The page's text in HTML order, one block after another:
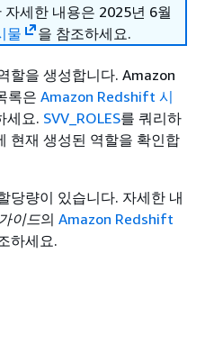
세한 내용은 2025년 6월
물 을 참조하세요.
할을 생성합니다. Amazon
록은 Amazon Redshift 시
세요. SVV_ROLES를 쿼리하
현재 생성된 역할을 확인합
당량이 있습니다. 자세한 내
이드의 Amazon Redshift
하세요.